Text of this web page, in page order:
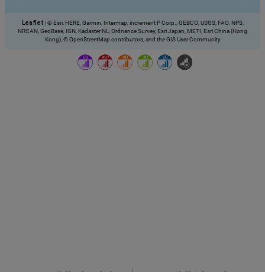
Leaflet
© Esri, HERE, Garmin, Intermap, increment P Corp., GEBCO, USGS, FAO, NPS,
NRCAN, GeoBase, IGN, Kadaster NL, Ordnance Survey, Esri Japan, METI, Esri China (Hong
Kong), © OpenStreetMap contributors, and the GIS User Community